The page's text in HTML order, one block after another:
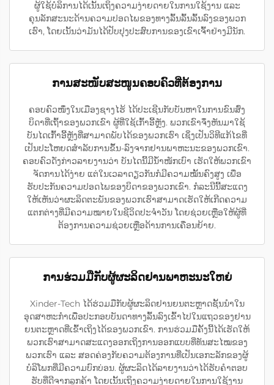
ຜູ້ໃຊ້ບໍລິການໄດ້ເນັ້ນເຖິງຄວາມງ່າຍດາຍໃນການໃຊ້ງານ ແລະ
ຄຸນລັກສະນະດ້ານຄວາມປອດໄພຂອງທາງລົ້ນລົ້ນລົ້ນລົງຂອງພວກ
ເຮົາ, ໂດຍເນັ້ນວ່າມັນໄດ້ປັບປຸງປະສົບການຂອງເຂົາເຈົ້າຢ່າງມີນັກ.
ການສະໜັບສະໜູນຄອບຄົວທີ່ຕ້ອງການ
ຄອບຄົວໜຶ່ງໃນເມືອງຊາງໄຮ້ ໄດ້ປະເຊີນກັບບັນຫາໃນການຂົນສົ່ງ
ບິດາທີ່ເຖົ້າຂອງພວກເຂົາ ຜູ້ທີ່ໃຊ້ເກົ້າອີ້ຫຼັງ. ພວກເຂົາຈຶ່ງຫັນມາໃຊ້
ບັນໄດເກົ້າອີ້ຫຼັງທີ່ສາມາດພັບໄດ້ຂອງພວກເຮົາ ເຊິ່ງເປັນວິທີແກ້ໄຂທີ່
ເປັນປະໂຫຍດສຳລັບການຂຶ້ນ-ລົງຈາກຢານພາຫະນະຂອງພວກເຂົາ.
ຄອບຄົວດັ່ງກ່າວລາຍງານວ່າ ບັນໄດນີ້ມີນ້ຳໜັກເບົາ ເຮັດໃຫ້ພວກເຂົາ
ຈັດການໄດ້ງ່າຍ ແຕ່ໃນເວລາດຽວກັນກໍມີຄວາມໝັ້ນຄົງສູງ ເພື່ອ
ຮັບປະກັນຄວາມປອດໄພຂອງບິດາຂອງພວກເຂົາ. ກໍລະນີນີ້ສະແດງ
ໃຫ້ເຫັນວ່າຜະລິດຕະພັນຂອງພວກເຮົາສາມາດເຮັດໃຫ້ເກີດຄວາມ
ແຕກຕ່າງທີ່ມີຄວາມໝາຍໃນຊີວິດປະຈຳວັນ ໂດຍຊ່ວຍເຫຼືອໃຫ້ຜູ້ທີ່
ຕ້ອງການຄວາມຊ່ວຍເຫຼືອດ້ານການເຄື່ອນຍ້າຍ.
ການຮ່ວມມືກັບຜູ້ຜະລິດຢານພາຫະນະໃຫຍ່
Xinder-Tech ໄດ້ຮ່ວມມືກັບຜູ້ຜະລິດຢານຍນຕະຫຼາດຊັ້ນນຳໃນ
ອຸດສາຫະກຳເພື່ອປະກອບບັນດາທາງລົ້ນລົງເຂົ້າໄປໃນແຖວຂອງຢານ
ຍນຕະຫຼາດທີ່ເຂົ້າເຖິງໄດ້ຂອງພວກເຂົາ. ການຮ່ວມມືຄັ້ງນີ້ໄດ້ເຮັດໃຫ້
ພວກເຮົາສາມາດສະແດງອອກເຖິງການອອກແບບທີ່ທັນສະໄໝຂອງ
ພວກເຮົາ ແລະ ສອດຄ່ອງກັບຄວາມຕ້ອງການທີ່ເປັນເອກະລັກຂອງຜູ້
ບໍລິໂພກທີ່ມີຄວາມບົກບ່ອນ. ຜູ້ຜະລິດໄດ້ລາຍງານວ່າໄດ້ຮັບຄຳຕອບ
ຮັບທີ່ດີຈາກລູກຄ້າ ໂດຍເນັ້ນເຖິງຄວາມງ່າຍດາຍໃນການໃຊ້ງານ